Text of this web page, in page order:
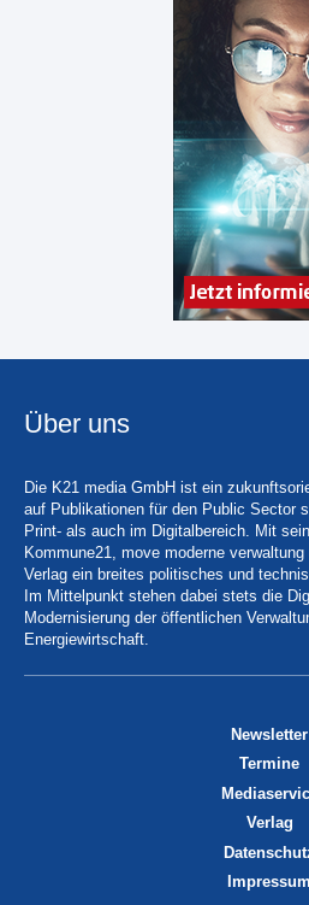
Über uns
Die K21 media GmbH ist ein
auf Publikationen für den Public Sector
Print- als auch im Digitalbereich. Mit
Kommune21, move moderne
Verlag ein breites politisches und
Im Mittelpunkt stehen dabei stets die
Modernisierung der öffentlichen
Energiewirtschaft.
Newsletter
Termine
Verlag
Impressum